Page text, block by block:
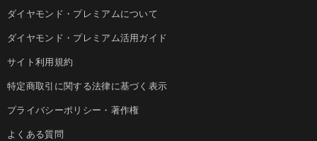
ダイヤモンド・プレミアムについて
ダイヤモンド・プレミアム活用ガイド
サイト利用規約
特定商取引に関する法律に基づく表示
プライバシーポリシー・著作権
よくある質問